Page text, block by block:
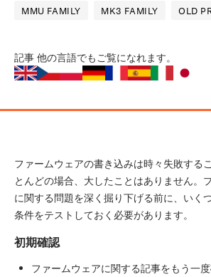
MMU FAMILY MK3 FAMILY OLD
記事 他の言語でもご覧になれます。
ファームウェアの書き込みは時々失敗する
とんどの場合、大したことはありません。
に関する問題を深く掘り下げる前に、いく
条件をテストしておく必要があります。
初期確認
ファームウェアに関する記事をもう一度